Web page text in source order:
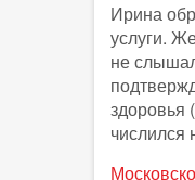
Ирина
услуги.
не
здоровья
числился